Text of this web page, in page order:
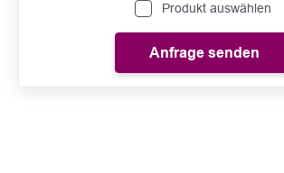
Produkt auswählen
Anfrage senden